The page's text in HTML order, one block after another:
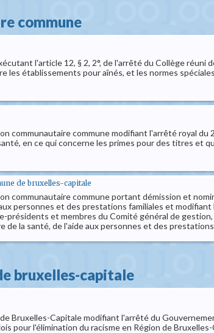
commune
l'article 12, § 2, 2°, de l'arrêté du Collège réuni
les établissements pour aînés, et les normes
communautaire commune modifiant l'arrêté royal
en ce qui concerne les primes pour des titres
de bruxelles-capitale
communautaire commune portant démission et
personnes et des prestations familiales et
et membres du Comité général de
de la santé, de l'aide aux personnes et des
bruxelles-capitale
Bruxelles-Capitale modifiant l'arrêté du
pour l'élimination du racisme en Région de